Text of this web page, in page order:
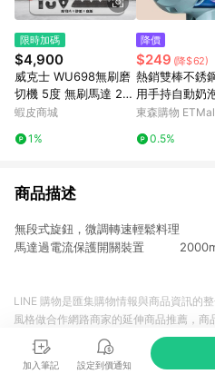
限時加碼
$4,900
威克士 WU698無刷磨
切機 5度 無刷馬達 20
25最新 專利低震動 萬
蝦皮商城
1%
降價
$249 (降$62)
熱銷雙棒不銹
用手持自動奶
打蛋器打蛋機
東森購物
0.5%
商品描述
無段式旋鈕，微調轉速輕鬆料
馬達過電流保護開關裝置
加入筆記 設定到價通知
LINE 購物是匯集購物情報與商品資訊的
風格做合作網路商家的延伸商品推薦，
商品至各合作網路商家，確認現售價與
準。